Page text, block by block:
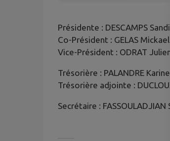
Présidente : DESCAMPS
Co-Président : GELAS Mickael
Vice-Président : ODRAT
Trésorière : PALANDRE Karine
Trésorière adjointe :
Secrétaire : FASSOULADJIAN